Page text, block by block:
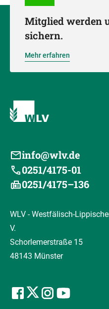
Mitglied werden
sichern.
Mehr erfahren
info@wlv.de
0251/4175-01
0251/4175–136
WLV - Westfälisch-
V.
Schorlemerstraße 15
48143 Münster